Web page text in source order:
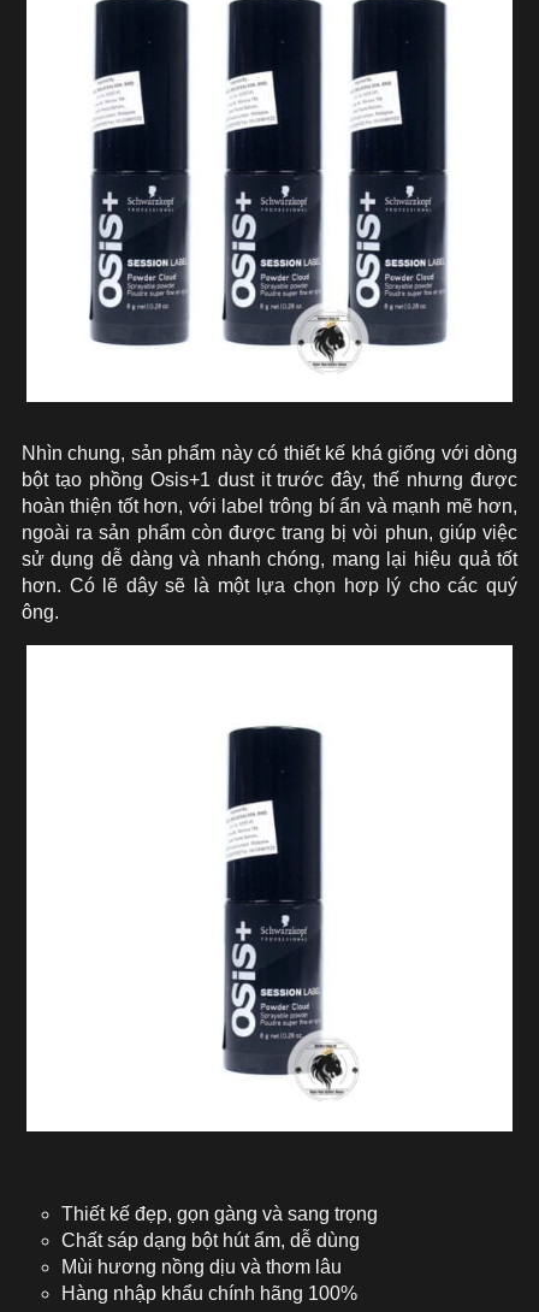
Nhìn chung, sản phẩm này có thiết kế khá giống với dòng
bột tạo phồng Osis+1 dust it trước đây, thế nhưng được
hoàn thiện tốt hơn, với label trông bí ẩn và mạnh mẽ hơn,
ngoài ra sản phẩm còn được trang bị vòi phun, giúp việc
sử dụng dễ dàng và nhanh chóng, mang lại hiệu quả tốt
hơn. Có lẽ dây sẽ là một lựa chọn hơp lý cho các quý
ông.
Thiết kế đẹp, gọn gàng và sang trọng
Chất sáp dạng bột hút ẩm, dễ dùng
Mùi hương nồng dịu và thơm lâu
Hàng nhập khẩu chính hãng 100%